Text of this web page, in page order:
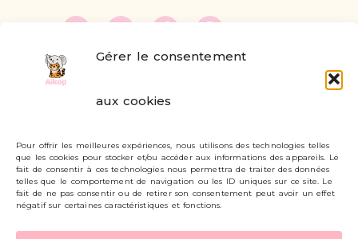
Gérer le consentement
aux cookies
Pour offrir les meilleures expériences, nous utilisons des technologies telles
que les cookies pour stocker et/ou accéder aux informations des appareils. Le
fait de consentir à ces technologies nous permettra de traiter des données
telles que le comportement de navigation ou les ID uniques sur ce site. Le
fait de ne pas consentir ou de retirer son consentement peut avoir un effet
négatif sur certaines caractéristiques et fonctions.
Livraisons et retours
Mon compte
Carte cadeau